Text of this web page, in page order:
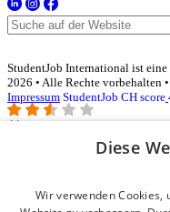
StudentJob International ist
2026 • Alle Rechte vorbehalten •
Impressum StudentJob CH score
Login für
E-Mail*
Diese
Wir verwenden